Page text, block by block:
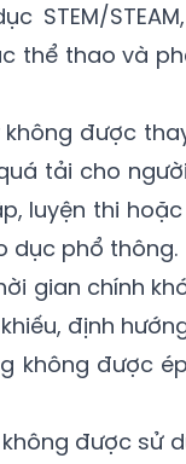
STEM/
thể thao và
được
tải cho
luyện thi hoặc
dục phổ thông.
gian chính
định
không được
được sử